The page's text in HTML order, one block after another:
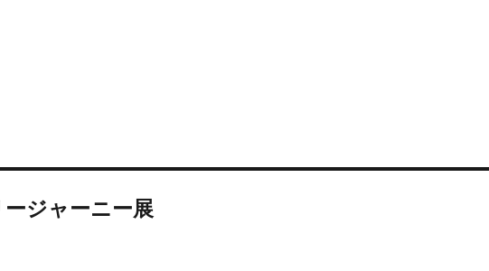
ジャーニー展